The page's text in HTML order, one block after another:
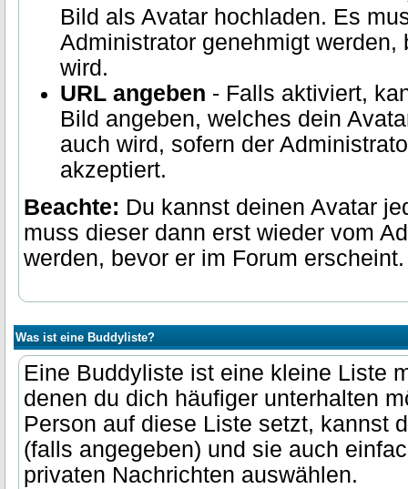
Bild als Avatar hochladen. Es
Administrator genehmigt
wird.
URL angeben - Falls aktiviert,
Bild angeben, welches dein
auch wird, sofern der
akzeptiert.
Beachte: Du kannst deinen Avatar
muss dieser dann erst wieder vom
werden, bevor er im Forum erscheint.
Was ist eine Buddyliste?
Eine Buddyliste ist eine kleine Liste
denen du dich häufiger unterhalten
Person auf diese Liste setzt, kannst
(falls angegeben) und sie auch
privaten Nachrichten auswählen.